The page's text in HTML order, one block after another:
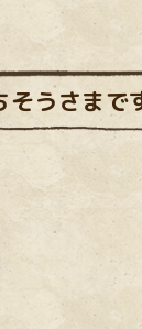
そうさまで